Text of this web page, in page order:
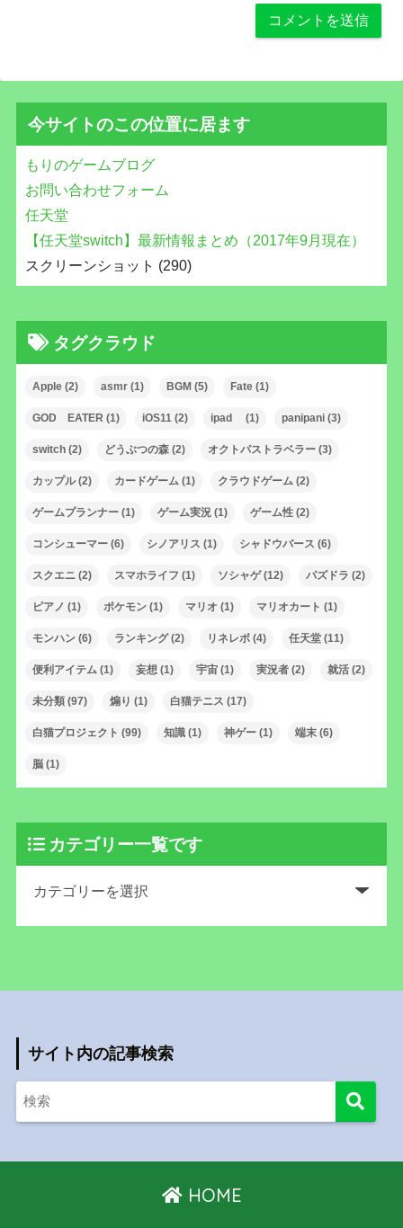
今サイトのこの位置に居ます
もりのゲームブログ
お問い合わせフォーム
任天堂
【任天堂switch】最新情報まとめ（2017年9月現在）
スクリーンショット (290)
タグクラウド
Apple(2) asmr(1) BGM (5) Fate(1)
GOD EATER (1) iOS11(2) ipad (1) panipani(3)
switch(2) どうぶつの森(2) オクトパストラベラー(3)
カップル(2) カードゲーム(1) クラウドゲーム(2)
ゲームプランナー(1) ゲーム実況(1) ゲーム性(2)
コンシューマー(6) シノアリス (1) シャドウバース (6)
スクエニ(2) スマホライフ (1) ソシャゲ(12) パズドラ (2)
ピアノ (1) ポケモン(1) マリオ (1) マリオカート (1)
モンハン(6) ランキング(2) リネレボ(4) 任天堂(11)
便利アイテム(1) 妄想(1) 宇宙(1) 実況者(2) 就活(2)
未分類(97) 煽り (1) 白猫テニス (17)
白猫プロジェクト (99) 知識(1) 神ゲー(1) 端末(6)
脳(1)
カテゴリー一覧です
サイト内の記事検索
HOME